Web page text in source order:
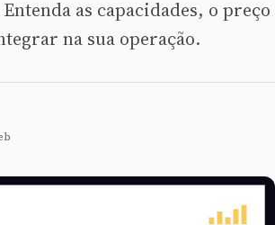
as capacidades, o preço
na sua operação.